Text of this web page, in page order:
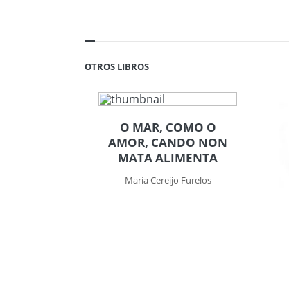
OTROS LIBROS
O MAR, COMO O
AMOR, CANDO NON
MATA ALIMENTA
María Cereijo Furelos